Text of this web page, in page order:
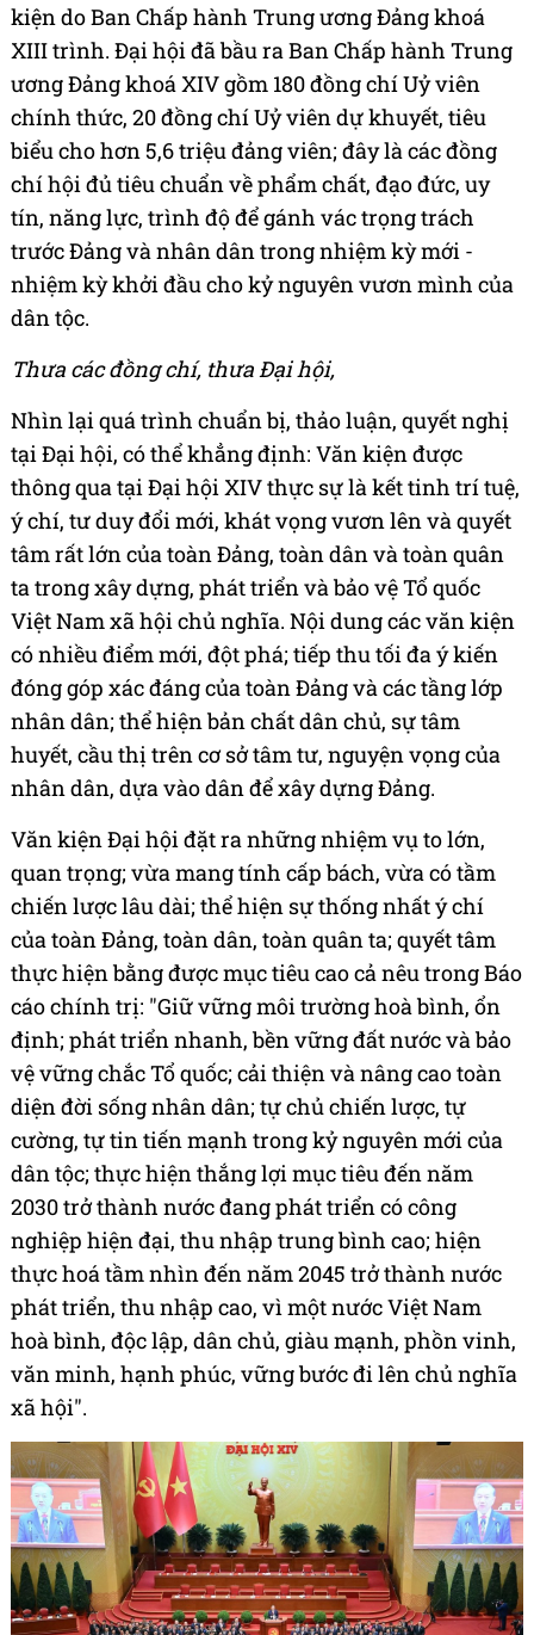
kiện do Ban Chấp hành Trung ương Đảng khoá
XIII trình. Đại hội đã bầu ra Ban Chấp hành Trung
ương Đảng khoá XIV gồm 180 đồng chí Uỷ viên
chính thức, 20 đồng chí Uỷ viên dự khuyết, tiêu
biểu cho hơn 5,6 triệu đảng viên; đây là các đồng
chí hội đủ tiêu chuẩn về phẩm chất, đạo đức, uy
tín, năng lực, trình độ để gánh vác trọng trách
trước Đảng và nhân dân trong nhiệm kỳ mới -
nhiệm kỳ khởi đầu cho kỷ nguyên vươn mình của
dân tộc.
Thưa các đồng chí, thưa Đại hội,
Nhìn lại quá trình chuẩn bị, thảo luận, quyết nghị
tại Đại hội, có thể khẳng định: Văn kiện được
thông qua tại Đại hội XIV thực sự là kết tinh trí tuệ,
ý chí, tư duy đổi mới, khát vọng vươn lên và quyết
tâm rất lớn của toàn Đảng, toàn dân và toàn quân
ta trong xây dựng, phát triển và bảo vệ Tổ quốc
Việt Nam xã hội chủ nghĩa. Nội dung các văn kiện
có nhiều điểm mới, đột phá; tiếp thu tối đa ý kiến
đóng góp xác đáng của toàn Đảng và các tầng lớp
nhân dân; thể hiện bản chất dân chủ, sự tâm
huyết, cầu thị trên cơ sở tâm tư, nguyện vọng của
nhân dân, dựa vào dân để xây dựng Đảng.
Văn kiện Đại hội đặt ra những nhiệm vụ to lớn,
quan trọng; vừa mang tính cấp bách, vừa có tầm
chiến lược lâu dài; thể hiện sự thống nhất ý chí
của toàn Đảng, toàn dân, toàn quân ta; quyết tâm
thực hiện bằng được mục tiêu cao cả nêu trong Báo
cáo chính trị: "Giữ vững môi trường hoà bình, ổn
định; phát triển nhanh, bền vững đất nước và bảo
vệ vững chắc Tổ quốc; cải thiện và nâng cao toàn
diện đời sống nhân dân; tự chủ chiến lược, tự
cường, tự tin tiến mạnh trong kỷ nguyên mới của
dân tộc; thực hiện thắng lợi mục tiêu đến năm
2030 trở thành nước đang phát triển có công
nghiệp hiện đại, thu nhập trung bình cao; hiện
thực hoá tầm nhìn đến năm 2045 trở thành nước
phát triển, thu nhập cao, vì một nước Việt Nam
hoà bình, độc lập, dân chủ, giàu mạnh, phồn vinh,
văn minh, hạnh phúc, vững bước đi lên chủ nghĩa
xã hội".